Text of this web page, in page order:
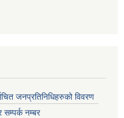
जनप्रतिनिधिहरुको विवरण
सम्पर्क नम्बर